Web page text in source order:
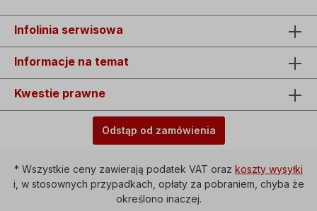
Infolinia serwisowa
Informacje na temat
Kwestie prawne
Odstąp od zamówienia
* Wszystkie ceny zawierają podatek VAT oraz koszty wysyłki
i, w stosownych przypadkach, opłaty za pobraniem, chyba że
określono inaczej.